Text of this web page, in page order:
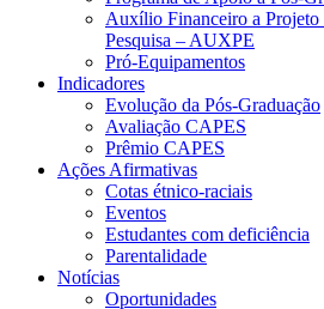
Auxílio Financeiro a Projeto
Pesquisa – AUXPE
Pró-Equipamentos
Indicadores
Evolução da Pós-Graduação
Avaliação CAPES
Prêmio CAPES
Ações Afirmativas
Cotas étnico-raciais
Eventos
Estudantes com deficiência
Parentalidade
Notícias
Oportunidades